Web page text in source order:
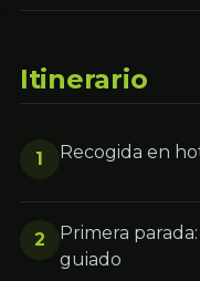
Itinerario
1 Recogida en
2
Primera
guiado